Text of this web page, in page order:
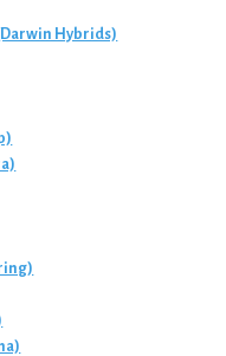
Hybrids)